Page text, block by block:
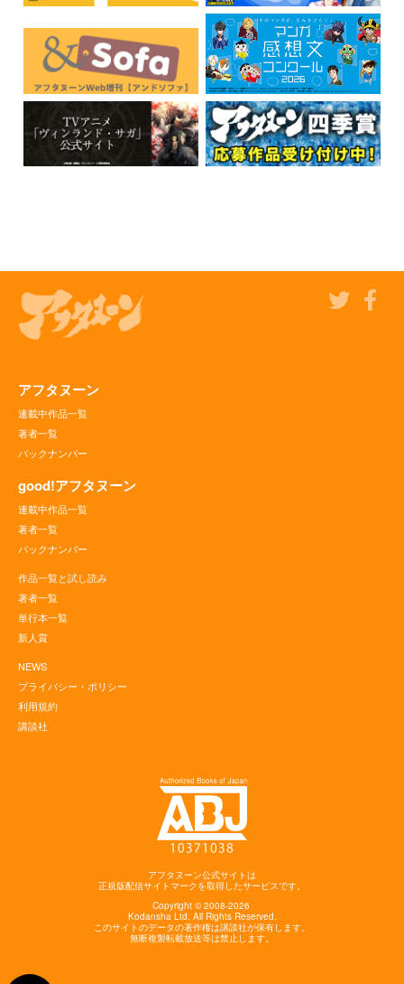
アフタヌーン
連載中作品一覧
著者一覧
バックナンバー
good!アフタヌーン
連載中作品一覧
著者一覧
バックナンバー
作品一覧と試し読み
著者一覧
単行本一覧
新人賞
NEWS
プライバシー・ポリシー
利用規約
講談社
アフタヌーン公式サイトは
正規版配信サイトマークを取得したサービスです。
Copyright © 2008-2026
Kodansha Ltd. All Rights Reserved.
このサイトのデータの著作権は講談社が保有します。
無断複製転載放送等は禁止します。